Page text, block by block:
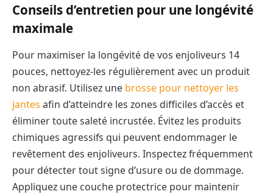
Conseils d’entretien pour une longévité
maximale
Pour maximiser la longévité de vos enjoliveurs 14
pouces, nettoyez-les régulièrement avec un produit
non abrasif. Utilisez une brosse pour nettoyer les
jantes afin d’atteindre les zones difficiles d’accès et
éliminer toute saleté incrustée. Évitez les produits
chimiques agressifs qui peuvent endommager le
revêtement des enjoliveurs. Inspectez fréquemment
pour détecter tout signe d’usure ou de dommage.
Appliquez une couche protectrice pour maintenir